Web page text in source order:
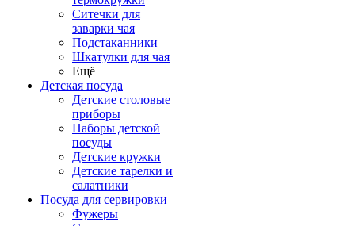
Ситечки для
заварки чая
Подстаканники
Шкатулки для чая
Ещё
Детская посуда
Детские столовые
приборы
Наборы детской
посуды
Детские кружки
Детские тарелки и
салатники
Посуда для сервировки
Фужеры